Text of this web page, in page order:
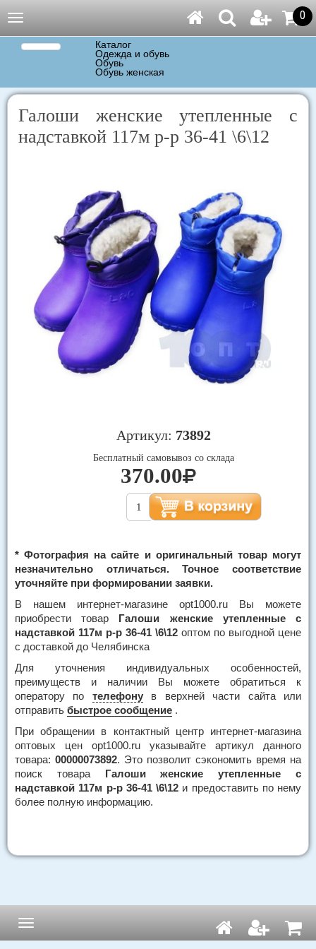
Навигация 0
Каталог
Одежда и обувь
Обувь
Обувь женская
Галоши женские утепленные с
надставкой 117м р-р 36-41 \6\12
Артикул: 73892
Бесплатный самовывоз со склада
370.00
* Фотография на сайте и оригинальный товар могут
незначительно отличаться. Точное соответствие
уточняйте при формировании заявки.
В нашем интернет-магазине opt1000.ru Вы можете
приобрести товар Галоши женские утепленные с
надставкой 117м р-р 36-41 \6\12 оптом по выгодной цене
с доставкой до Челябинска
Для уточнения индивидуальных особенностей,
преимуществ и наличии Вы можете обратиться к
оператору по телефонув верхней части сайта или
отправить быстрое сообщение .
При обращении в контактный центр интернет-магазина
оптовых цен opt1000.ru указывайте артикул данного
товара: 00000073892. Это позволит сэкономить время на
поиск товара Галоши женские утепленные с
надставкой 117м р-р 36-41 \6\12 и предоставить по нему
более полную информацию.
Навигация